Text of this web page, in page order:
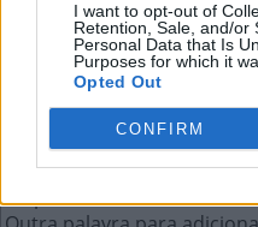
I want to opt-out of
Retention, Sale, and/or
Personal Data that Is
Purposes for which it
Opted Out
CONFIRM
Mais respostas
Estado dos alagoanos
Anfíbio semelhante à
O nome da asinha do avião
Problema dental atrelado
Empresa austríaca de